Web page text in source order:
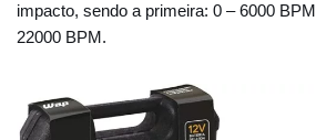
impacto, sendo a primeira: 0 – 6000
22000 BPM.